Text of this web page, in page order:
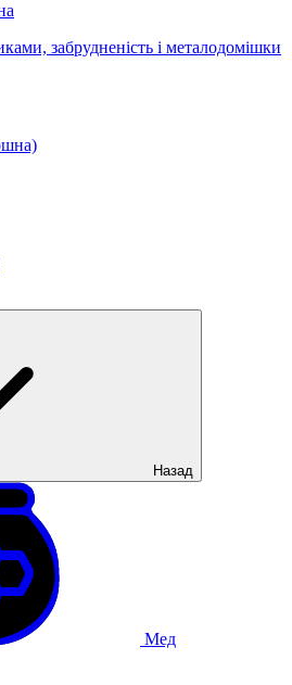
забрудненість і металодомішки
Назад
Мед